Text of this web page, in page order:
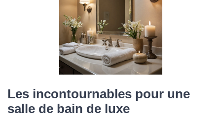
Les incontournables pour une
salle de bain de luxe